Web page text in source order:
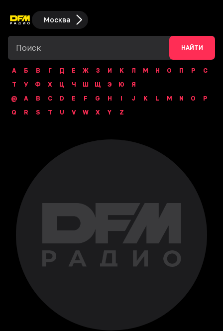
Москва
НАЙТИ
А Б В Г Д Е Ж З И К Л М Н О П Р
С
Т
У Ф Х Ц Ч Ш Щ Э Ю
Я
@
A B C D E F G H I J K L M N O
P
Q
R S T U V W X Y Z